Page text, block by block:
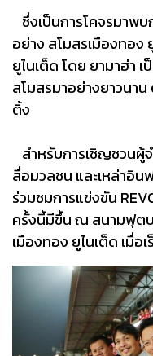
ซึ่งเป็นการโคจรมาพ
อย่าง สโมสรเมืองทอง
ยูไนเต็ด โดย ยามาฮ่า
สโมสรมาอย่างยาวนา
ติ้ง
สำหรับการเชิญชวนผู้
สื่อมวลชน และเหล่าอิน
ร่วมชมการแข่งขัน
ครั้งนี้มีขึ้น ณ สนามฟุตบ
เมืองทอง ยูไนเต็ด เมื่อ